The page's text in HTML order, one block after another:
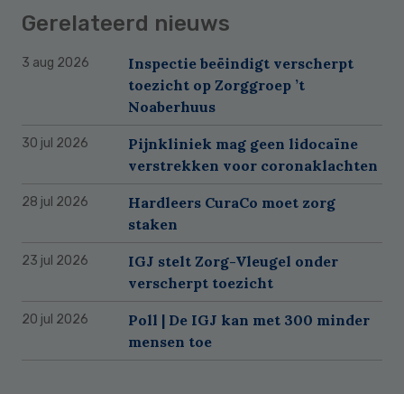
Gerelateerd nieuws
3 aug 2026
Inspectie beëindigt verscherpt
toezicht op Zorggroep ’t
Noaberhuus
30 jul 2026
Pijnkliniek mag geen lidocaïne
verstrekken voor coronaklachten
28 jul 2026
Hardleers CuraCo moet zorg
staken
23 jul 2026
IGJ stelt Zorg-Vleugel onder
verscherpt toezicht
20 jul 2026
Poll | De IGJ kan met 300 minder
mensen toe